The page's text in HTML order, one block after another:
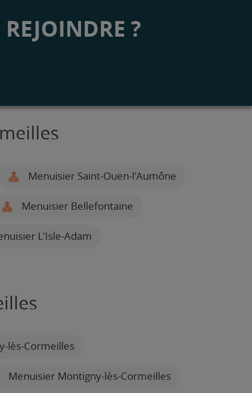
?
Menuisier Saint-Ouen-l'Aumône
Menuisier Bellefontaine
L'Isle-Adam
lès-Cormeilles
Menuisier Montigny-lès-Cormeilles